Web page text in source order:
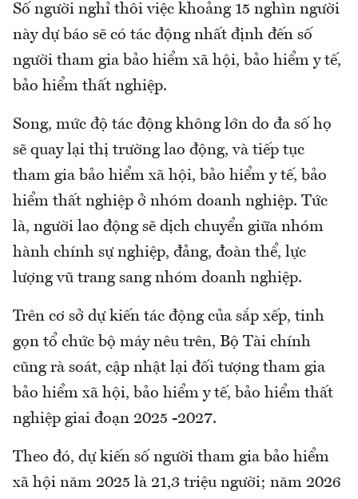
Số người nghỉ thôi việc khoảng 15 nghìn người
này dự báo sẽ có tác động nhất định đến số
người tham gia bảo hiểm xã hội, bảo hiểm y tế,
bảo hiểm thất nghiệp.
Song, mức độ tác động không lớn do đa số họ
sẽ quay lại thị trường lao động, và tiếp tục
tham gia bảo hiểm xã hội, bảo hiểm y tế, bảo
hiểm thất nghiệp ở nhóm doanh nghiệp. Tức
là, người lao động sẽ dịch chuyển giữa nhóm
hành chính sự nghiệp, đảng, đoàn thể, lực
lượng vũ trang sang nhóm doanh nghiệp.
Trên cơ sở dự kiến tác động của sắp xếp, tinh
gọn tổ chức bộ máy nêu trên, Bộ Tài chính
cũng rà soát, cập nhật lại đối tượng tham gia
bảo hiểm xã hội, bảo hiểm y tế, bảo hiểm thất
nghiệp giai đoạn 2025 -2027.
Theo đó, dự kiến số người tham gia bảo hiểm
xã hội năm 2025 là 21,3 triệu người; năm 2026